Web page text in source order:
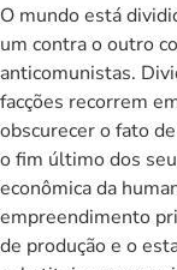
O mundo está
um contra o outro
anticomunistas.
facções recorrem
obscurecer o fato
o fim último dos
econômica da
empreendimento
de produção e o